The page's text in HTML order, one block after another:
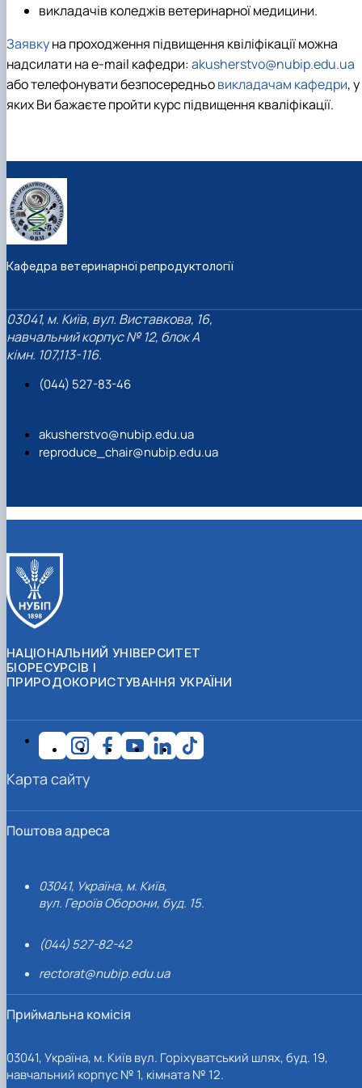
викладачів коледжів ветеринарної медицини.
Заявкуна проходження підвищення квіліфікації можна
надсилати на e-mail кафедри:akusherstvo@nubip.edu.ua
або телефонувати безпосередньовикладачам кафедри, у
яких Ви бажаєте пройти курс підвищення кваліфікації.
Кафедра ветеринарної репродуктології
03041, м. Київ, вул. Виставкова, 16,
навчальний корпус № 12, блок А
кімн. 107,113-116.
(044) 527-83-46
akusherstvo@nubip.edu.ua
reproduce_chair@nubip.edu.ua
НАЦІОНАЛЬНИЙ УНІВЕРСИТЕТ
БІОРЕСУРСІВ І
ПРИРОДОКОРИСТУВАННЯ УКРАЇНИ
Поштова адреса
03041, Україна, м. Київ,
вул. Героїв Оборони, буд. 15.
(044) 527-82-42
rectorat@nubip.edu.ua
Приймальна комісія
03041, Україна, м. Київ вул. Горіхуватський шлях, буд. 19,
навчальний корпус № 1, кімната № 12.
Карта сайту